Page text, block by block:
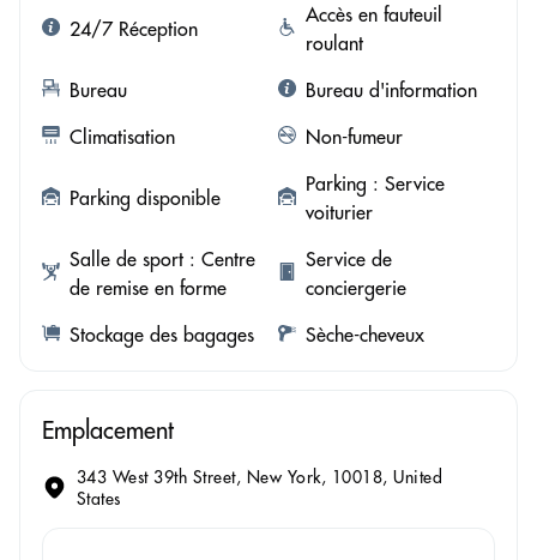
24/7 Réception
Accès en fauteuil
roulant
Bureau
Bureau d'information
Climatisation
Non-fumeur
Parking disponible
Parking : Service
voiturier
Salle de sport : Centre
de remise en forme
Service de
conciergerie
Stockage des bagages
Sèche-cheveux
Emplacement
343 West 39th Street, New York, 10018, United
States